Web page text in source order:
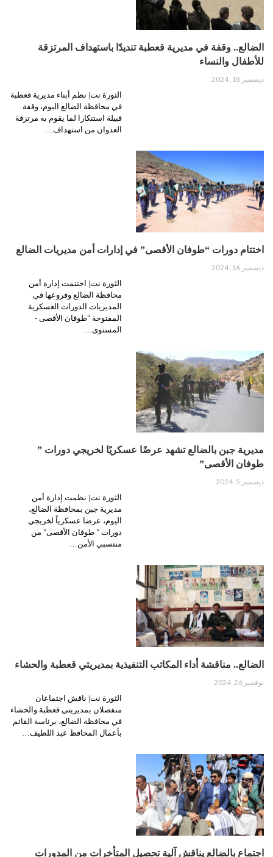
الضالع.. وقفة في مديرية قعطبة تنديدًا باستهداف المرتزقة
للأطفال والنساء
ديسمبر 18, 2024
الثورة نت| نظم أبناء مديرية قعطبة
في محافظة الضالع اليوم، وقفة
قبيلة استنكارا لما يقوم به مرتزقة
العدوان من استهداف…
اختتام دورات “طوفان الأقصى” في إدارات أمن مديريات الضالع
ديسمبر 16, 2024
الثورة نت| اختتمت إدارة أمن
محافظة الضالع وفروعها في
المديريات الدورات العسكرية
المفتوحة "طوفان الأقصى -
المستوى…
مديرية جبن بالضالع تشهد عرضًا عسكريًا لخريجي دورات ”
طوفان الأقصى”
ديسمبر 5, 2024
الثورة نت| نظمت إدارة أمن
مديرية جبن بمحافظة الضالع،
اليوم، عرضا عسكرياً لخريجي
دورات " طوفان الأقصى" من
منتسبي الأمن…
الضالع.. مناقشة أداء المكاتب التنفيذية بمديريتي قعطبة والحشاء
نوفمبر 26, 2024
الثورة نت| ناقش اجتماعان
منفصلان بمديريتي قعطبة والحشاء
في محافظة الضالع، برئاسة القائم
بأعمال المحافظ عبد اللطيف…
اجتماع بالضالع يناقش آلية تحصيل المتأخرات من المدورات